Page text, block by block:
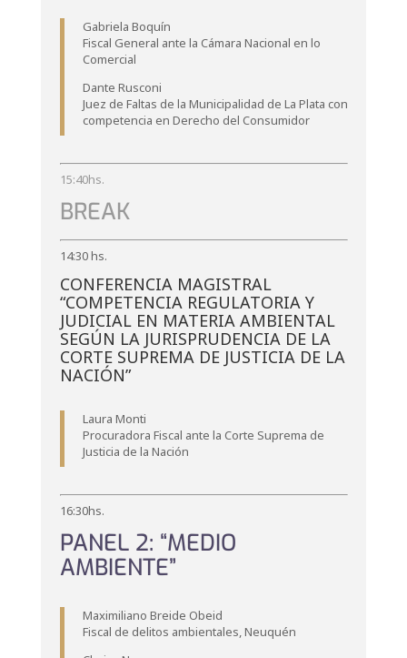
Gabriela Boquín
Fiscal General ante la Cámara Nacional en lo
Comercial
Dante Rusconi
Juez de Faltas de la Municipalidad de La Plata con
competencia en Derecho del Consumidor
15:40hs.
BREAK
14:30 hs.
CONFERENCIA MAGISTRAL
“COMPETENCIA REGULATORIA Y
JUDICIAL EN MATERIA AMBIENTAL
SEGÚN LA JURISPRUDENCIA DE LA
CORTE SUPREMA DE JUSTICIA DE LA
NACIÓN”
Laura Monti
Procuradora Fiscal ante la Corte Suprema de
Justicia de la Nación
16:30hs.
PANEL 2: “MEDIO
AMBIENTE”
Maximiliano Breide Obeid
Fiscal de delitos ambientales, Neuquén